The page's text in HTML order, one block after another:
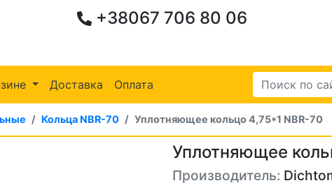
+38067 706 80 06
Доставка Оплата
Кольца NBR-70 Уплотняющее кольцо 4,75*1 NBR-70
Уплотняющее
Производитель: